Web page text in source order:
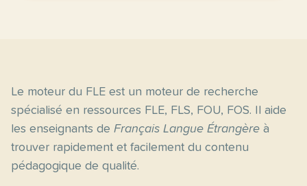
Le moteur du FLE est un moteur de recherche
spécialisé en ressources FLE, FLS, FOU, FOS. Il aide
les enseignants de Français Langue Étrangère à
trouver rapidement et facilement du contenu
pédagogique de qualité.